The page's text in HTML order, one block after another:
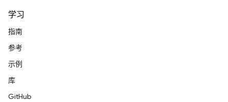
学习
指南
参考
示例
库
GitHub